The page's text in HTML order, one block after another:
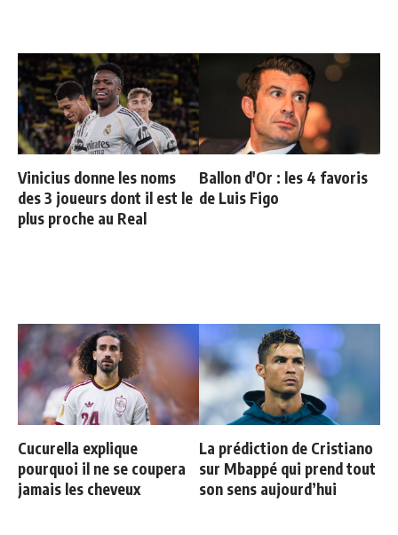
Vinicius donne les noms
des 3 joueurs dont il est le
plus proche au Real
Ballon d'Or : les 4 favoris
de Luis Figo
Cucurella explique
pourquoi il ne se coupera
jamais les cheveux
La prédiction de Cristiano
sur Mbappé qui prend tout
son sens aujourd’hui